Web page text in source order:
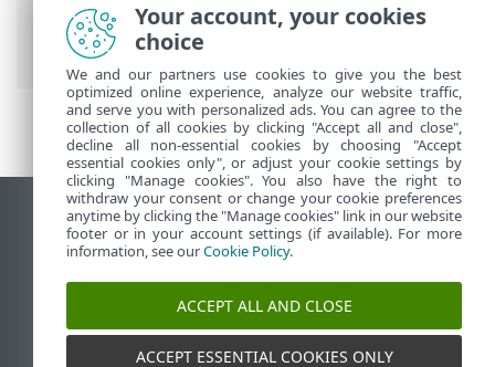
ESET 線上說明>ESET LiveGuard Advanced
使用 ESET LiveGuard Advanced
檢視桌面網站
End of Life
ESET 知識庫
ESET Status Portal
Your account, your cookies
choice
We and our partners use cookies to give you the best
optimized online experience, analyze our website traffic,
and serve you with personalized ads. You can agree to the
collection of all cookies by clicking "Accept all and close",
decline all non-essential cookies by choosing "Accept
essential cookies only", or adjust your cookie settings by
clicking "Manage cookies". You also have the right to
withdraw your consent or change your cookie preferences
anytime by clicking the "Manage cookies" link in our website
footer or in your account settings (if available). For more
information, see ourCookie Policy.
ACCEPT ALL AND CLOSE
ACCEPT ESSENTIAL COOKIES ONLY